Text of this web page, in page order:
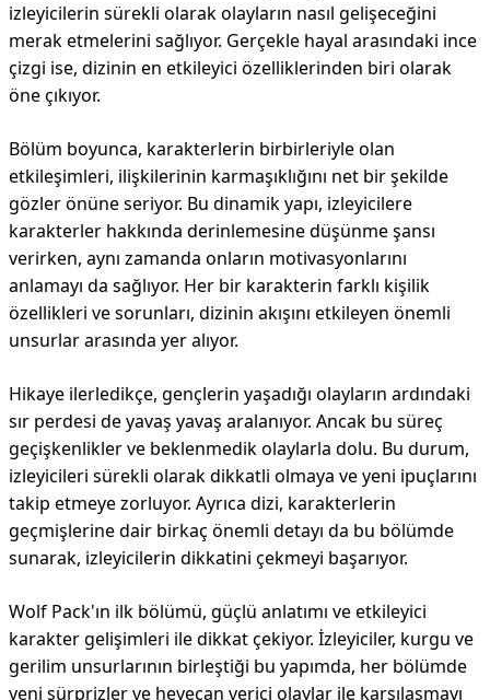
izleyicilerin sürekli olarak olayların nasıl gelişeceğini
merak etmelerini sağlıyor. Gerçekle hayal arasındaki ince
çizgi ise, dizinin en etkileyici özelliklerinden biri olarak
öne çıkıyor.
Bölüm boyunca, karakterlerin birbirleriyle olan
etkileşimleri, ilişkilerinin karmaşıklığını net bir şekilde
gözler önüne seriyor. Bu dinamik yapı, izleyicilere
karakterler hakkında derinlemesine düşünme şansı
verirken, aynı zamanda onların motivasyonlarını
anlamayı da sağlıyor. Her bir karakterin farklı kişilik
özellikleri ve sorunları, dizinin akışını etkileyen önemli
unsurlar arasında yer alıyor.
Hikaye ilerledikçe, gençlerin yaşadığı olayların ardındaki
sır perdesi de yavaş yavaş aralanıyor. Ancak bu süreç
geçişkenlikler ve beklenmedik olaylarla dolu. Bu durum,
izleyicileri sürekli olarak dikkatli olmaya ve yeni ipuçlarını
takip etmeye zorluyor. Ayrıca dizi, karakterlerin
geçmişlerine dair birkaç önemli detayı da bu bölümde
sunarak, izleyicilerin dikkatini çekmeyi başarıyor.
Wolf Pack'ın ilk bölümü, güçlü anlatımı ve etkileyici
karakter gelişimleri ile dikkat çekiyor. İzleyiciler, kurgu ve
gerilim unsurlarının birleştiği bu yapımda, her bölümde
yeni sürprizler ve heyecan verici olaylar ile karşılaşmayı